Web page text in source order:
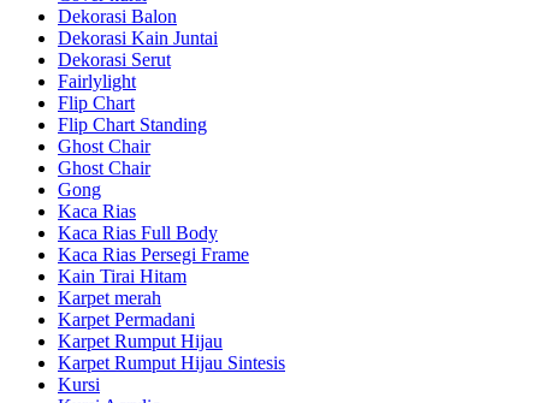
Dekorasi Balon
Dekorasi Kain Juntai
Dekorasi Serut
Fairlylight
Flip Chart
Flip Chart Standing
Ghost Chair
Ghost Chair
Gong
Kaca Rias
Kaca Rias Full Body
Kaca Rias Persegi Frame
Kain Tirai Hitam
Karpet merah
Karpet Permadani
Karpet Rumput Hijau
Karpet Rumput Hijau Sintesis
Kursi